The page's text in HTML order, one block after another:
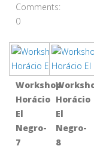
Comments:
0
Workshop
Horácio
El
Negro-
7
Horácio
El
Negro-
8